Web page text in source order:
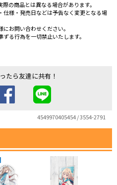
の商品とは異なる場合があります。
仕様・発売日などは予告なく変更となる場
お問い合わせください。
る行為を一切禁止いたします。
たら友達に共有！
4549970405454 / 3554-2791